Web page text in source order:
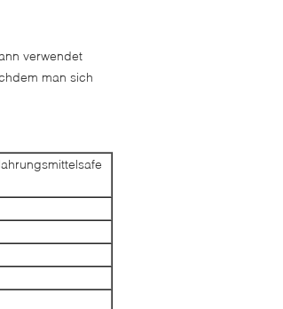
verwendet
man sich